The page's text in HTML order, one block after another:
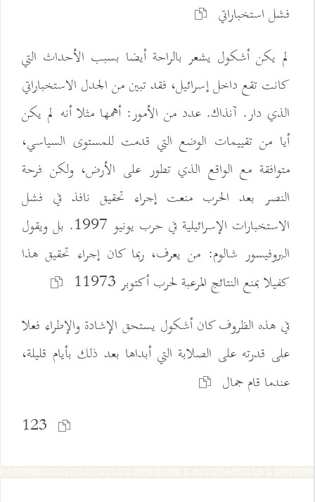
فشل استخباراتي
لم يكن أشكول يشعر بالراحة أيضا بسبب الأحداث التي
كانت تقع داخل إسرائيل، فقد تبين من الجدل الاستخباراتي
الذي دار. آنذاك. عدد من الأمور: أهمها مثلا أنه لم يكن
أيا من تقييمات الوضع التي قدمت للمستوى السياسي،
متوافقة مع الواقع الذي تطور على الأرض، ولكن فرحة
النصر بعد الحرب منعت إجراء تحقيق نافذ في فشل
الاستخبارات الإسرائيلية في حرب يونيو 1997. بل ويقول
البروفيسور شالوم: من يعرف، ربما كان إجراء تحقيق هذا
كفيلا بمنع النتائج المرعبة لحرب أكتوبر 11973
في هذه الظروف كان أشكول يستحق الإشادة والإطراء فعلا
على قدرته على الصلابة التي أبداها بعد ذلك بأيام قليلة،
عندما قام جمال
123